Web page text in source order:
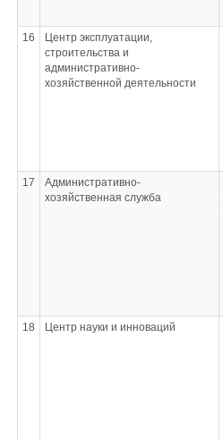
16
Центр эксплуатации,
строительства и
административно-
хозяйственной деятельности
17
Административно-
хозяйственная служба
18 Центр науки и инноваций